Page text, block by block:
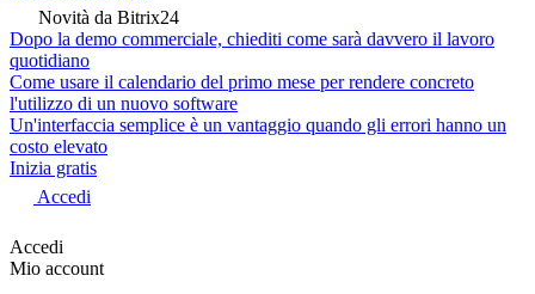
Novità da Bitrix24
Dopo la demo commerciale, chiediti come sarà davvero il lavoro
quotidiano
Come usare il calendario del primo mese per rendere concreto
l'utilizzo di un nuovo software
Un'interfaccia semplice è un vantaggio quando gli errori hanno un
costo elevato
Inizia gratis
Accedi
Accedi
Mio account